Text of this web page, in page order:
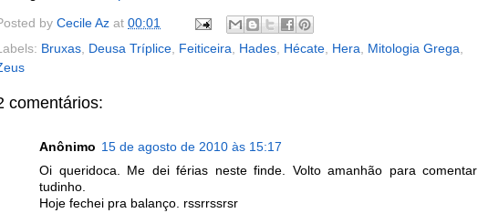
by Cecile Az at 00:01
Bruxas Deusa Tríplice Feiticeira Hades Hécate Hera Mitologia Grega
comentários:
Anônimo 15 de agosto de 2010 às 15:17
Oi queridoca. Me dei férias neste finde. Volto amanhão para comentar
tudinho.
Hoje fechei pra balanço. rssrrssrsr